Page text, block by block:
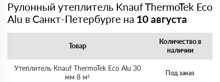
Рулонный утеплитель Knauf ThermoTek Eco
Alu в Санкт-Петербурге на 10 августа
Товар
Количество в
наличии
Утеплитель Knauf ThermoTek Eco Alu 30
мм 8 м²
Под заказ